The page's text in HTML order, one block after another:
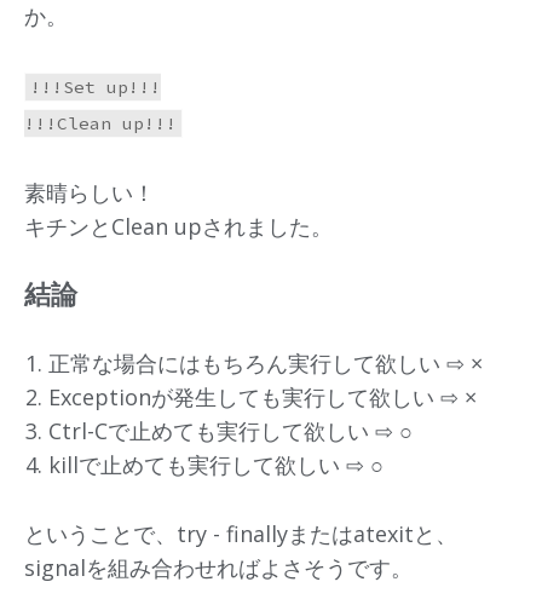
か。
!!!Set up!!!
素晴らしい！
キチンとClean upされました。
結論
正常な場合にはもちろん実行して欲しい ⇨ ×
Exceptionが発生しても実行して欲しい ⇨ ×
Ctrl-Cで止めても実行して欲しい ⇨ ○
killで止めても実行して欲しい ⇨ ○
ということで、try - finallyまたはatexitと、
signalを組み合わせればよさそうです。